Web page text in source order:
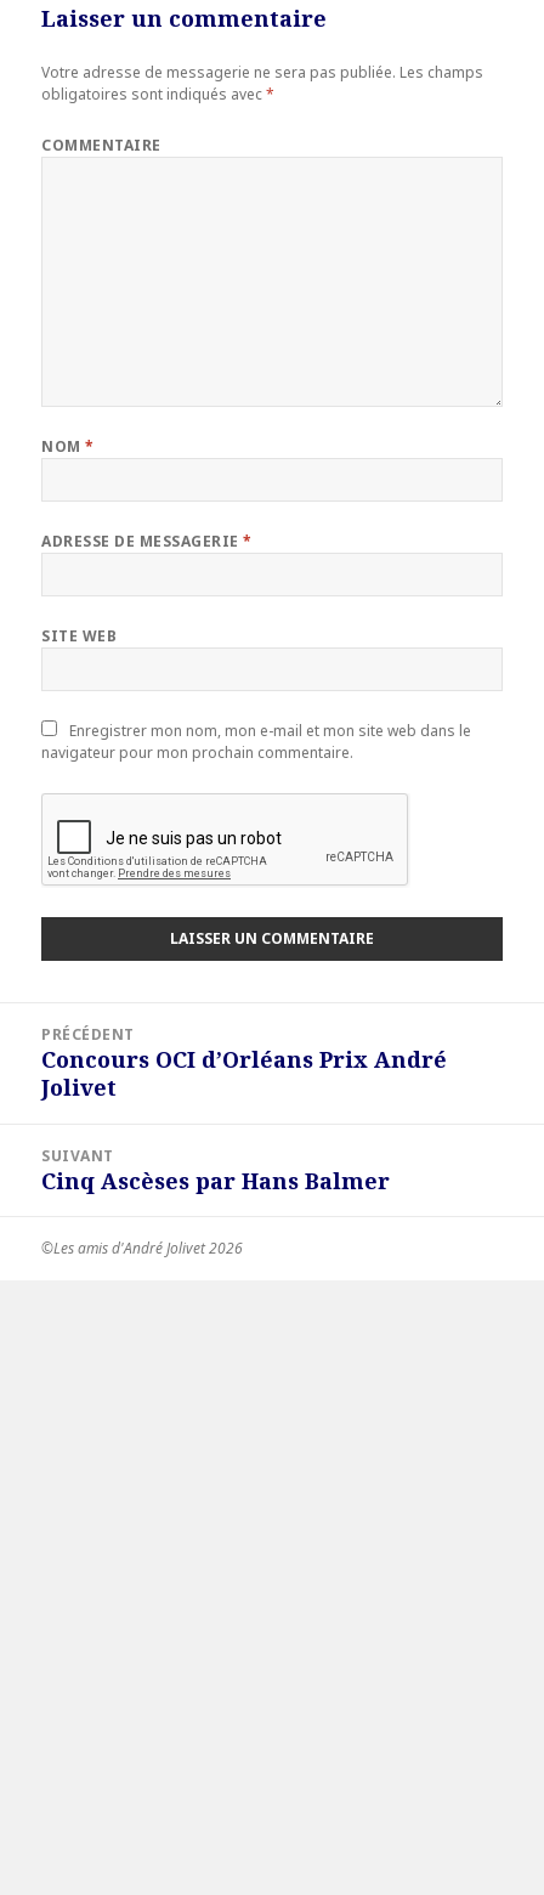
Laisser un commentaire
Votre adresse de messagerie ne sera pas publiée. Les champs
obligatoires sont indiqués avec*
COMMENTAIRE
NOM*
ADRESSE DE MESSAGERIE*
SITE WEB
Enregistrer mon nom, mon e-mail et mon site web dans le
navigateur pour mon prochain commentaire.
l’article
PRÉCÉDENT
Article
précédent :
Concours OCI d’Orléans Prix André
Jolivet
SUIVANT
Article
Cinq Ascèses par Hans Balmer
©Les amis d'André Jolivet 2026